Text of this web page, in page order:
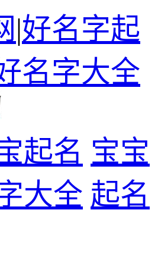
|好名字起
名字大全
起名 宝宝
大全 起名